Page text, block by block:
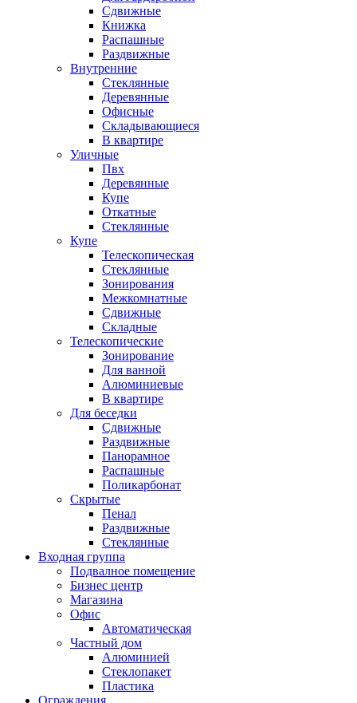
Сдвижные
Книжка
Распашные
Раздвижные
Внутренние
Стеклянные
Деревянные
Офисные
Складывающиеся
В квартире
Уличные
Пвх
Деревянные
Купе
Откатные
Стеклянные
Купе
Телескопическая
Стеклянные
Зонирования
Межкомнатные
Сдвижные
Складные
Телескопические
Зонирование
Для ванной
Алюминиевые
В квартире
Для беседки
Сдвижные
Раздвижные
Панорамное
Распашные
Поликарбонат
Скрытые
Пенал
Раздвижные
Стеклянные
Входная группа
Подвалное помещение
Бизнес центр
Магазина
Офис
Автоматическая
Частный дом
Алюминией
Стеклопакет
Пластика
Ограждения